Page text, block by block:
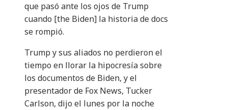
que pasó ante los ojos de Trump
cuando [the Biden] la historia de docs
se rompió.
Trump y sus aliados no perdieron el
tiempo en llorar la hipocresía sobre
los documentos de Biden, y el
presentador de Fox News, Tucker
Carlson, dijo el lunes por la noche